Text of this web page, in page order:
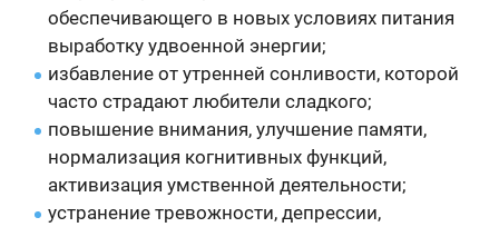
обеспечивающего в новых условиях питания
выработку удвоенной энергии;
избавление от утренней сонливости, которой
часто страдают любители сладкого;
повышение внимания, улучшение памяти,
нормализация когнитивных функций,
активизация умственной деятельности;
устранение тревожности, депрессии,